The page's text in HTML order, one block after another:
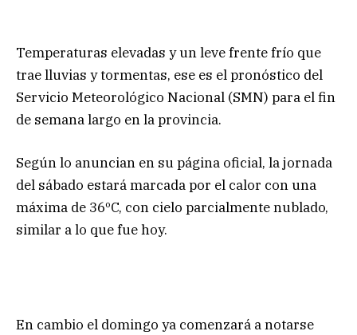
Temperaturas elevadas y un leve frente frío que
trae lluvias y tormentas, ese es el pronóstico del
Servicio Meteorológico Nacional (SMN) para el fin
de semana largo en la provincia.
Según lo anuncian en su página oficial, la jornada
del sábado estará marcada por el calor con una
máxima de 36ºC, con cielo parcialmente nublado,
similar a lo que fue hoy.
En cambio el domingo ya comenzará a notarse